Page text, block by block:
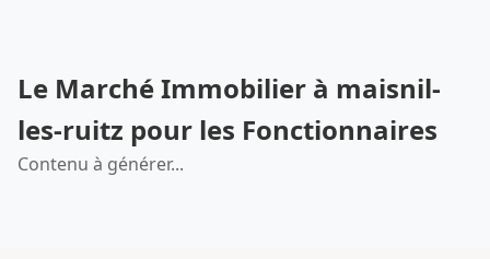
Le Marché Immobilier à maisnil-
les-ruitz pour les Fonctionnaires
Contenu à générer...